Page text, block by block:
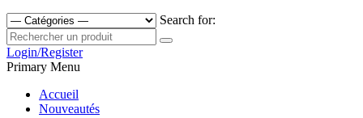
Search for:
Login/Register
Primary Menu
Accueil
Nouveautés